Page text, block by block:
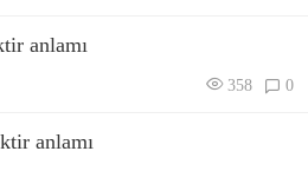
anlamı
358 0
anlamı